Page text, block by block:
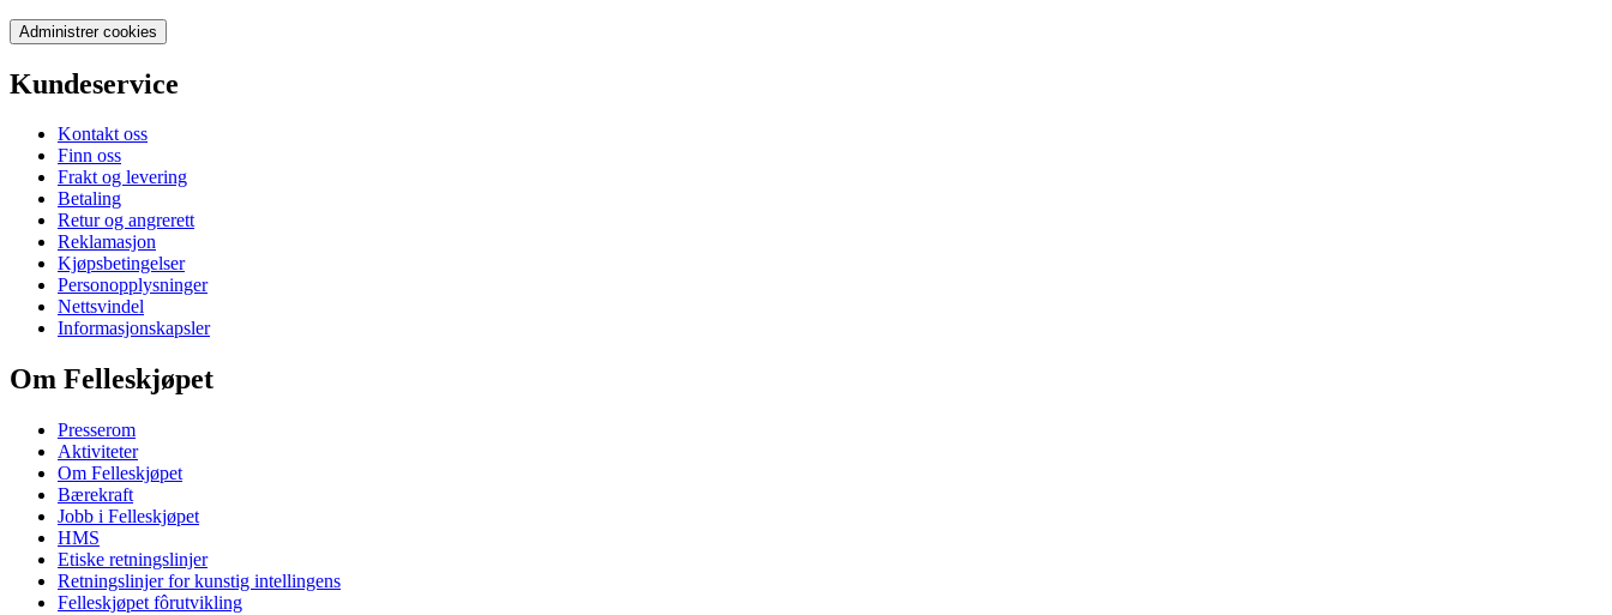
Administrer cookies
Kundeservice
Kontakt oss
Finn oss
Frakt og levering
Betaling
Retur og angrerett
Reklamasjon
Kjøpsbetingelser
Personopplysninger
Nettsvindel
Informasjonskapsler
Om Felleskjøpet
Presserom
Aktiviteter
Om Felleskjøpet
Bærekraft
Jobb i Felleskjøpet
HMS
Etiske retningslinjer
Retningslinjer for kunstig intellingens
Felleskjøpet fôrutvikling